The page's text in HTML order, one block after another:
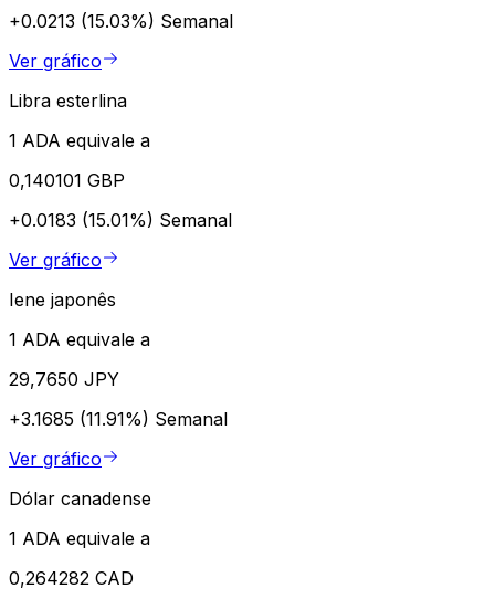
+0.0213 (15.03%) Semanal
Ver gráfico
Libra esterlina
1 ADA equivale a
0,140101 GBP
+0.0183 (15.01%) Semanal
Ver gráfico
Iene japonês
1 ADA equivale a
29,7650 JPY
+3.1685 (11.91%) Semanal
Ver gráfico
Dólar canadense
1 ADA equivale a
0,264282 CAD